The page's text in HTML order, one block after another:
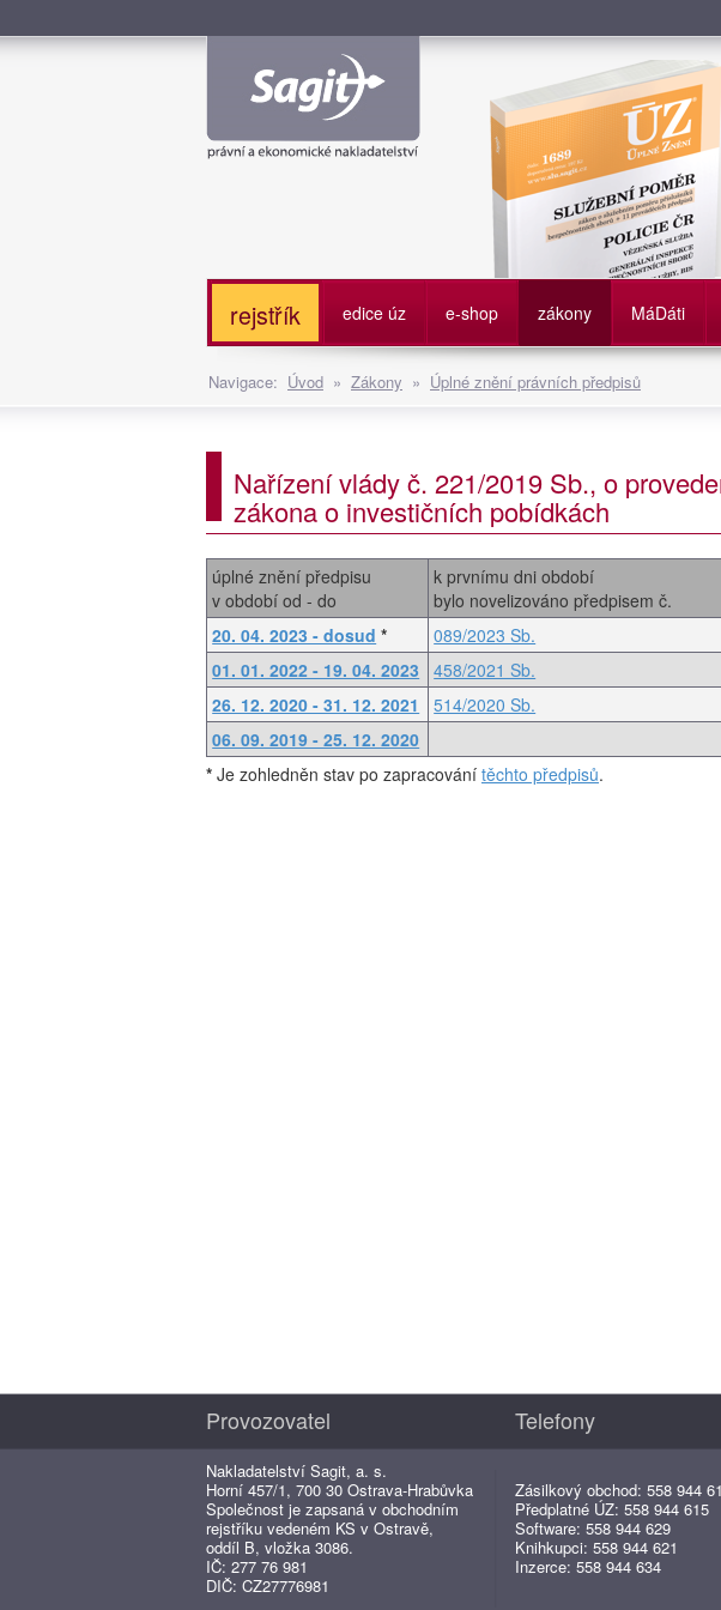
Služební poměr příslušníků
rejstřík edice úz e-shop zákony MáDáti
Navigace: Úvod » Zákony » Úplné znění právních předpisů
Nařízení vlády č. 221/2019 Sb., o
zákona o investičních pobídkách
úplné znění předpisu
v období od - do
k prvnímu dni období
bylo novelizováno předpisem č.
20. 04. 2023 - dosud *
089/2023 Sb.
01. 01. 2022 - 19. 04. 2023
458/2021 Sb.
26. 12. 2020 - 31. 12. 2021
514/2020 Sb.
06. 09. 2019 - 25. 12. 2020
* Je zohledněn stav po zapracování těchto předpisů.
Provozovatel
Nakladatelství Sagit, a. s.
Horní 457/1, 700 30 Ostrava-Hrabůvka
Společnost je zapsaná v obchodním
rejstříku vedeném KS v Ostravě,
oddíl B, vložka 3086.
IČ: 277 76 981
DIČ: CZ27776981
Telefony
Zásilkový obchod: 558 944
Předplatné ÚZ: 558 944 615
Software: 558 944 629
Knihkupci: 558 944 621
Inzerce: 558 944 634